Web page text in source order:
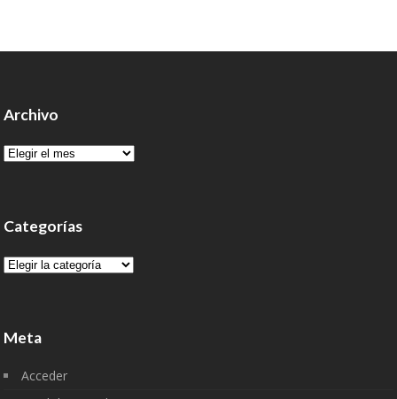
Archivo
Archivo
Categorías
Categorías
Meta
Acceder